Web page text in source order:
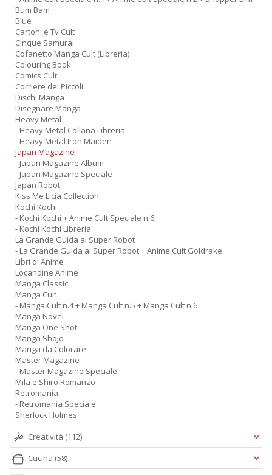
Bum Bam
Blue
Cartoni e Tv Cult
Cinque Samurai
Cofanetto Manga Cult (Libreria)
Colouring Book
Comics Cult
Corriere dei Piccoli
Dischi Manga
Disegnare Manga
Heavy Metal
- Heavy Metal Collana Libreria
- Heavy Metal Iron Maiden
Japan Magazine
- Japan Magazine Album
- Japan Magazine Speciale
Japan Robot
Kiss Me Licia Collection
Kochi Kochi
- Kochi Kochi + Anime Cult Speciale n.6
- Kochi Kochi Libreria
La Grande Guida ai Super Robot
- La Grande Guida ai Super Robot + Anime Cult Goldrake
Libri di Anime
Locandine Anime
Manga Classic
Manga Cult
- Manga Cult n.4 + Manga Cult n.5 + Manga Cult n.6
Manga Novel
Manga One Shot
Manga Shojo
Manga da Colorare
Master Magazine
- Master Magazine Speciale
Mila e Shiro Romanzo
Retromania
- Retromania Speciale
Sherlock Holmes
Creatività (112)
Cucina (58)